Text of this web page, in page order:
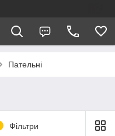
Пательні
Фільтри